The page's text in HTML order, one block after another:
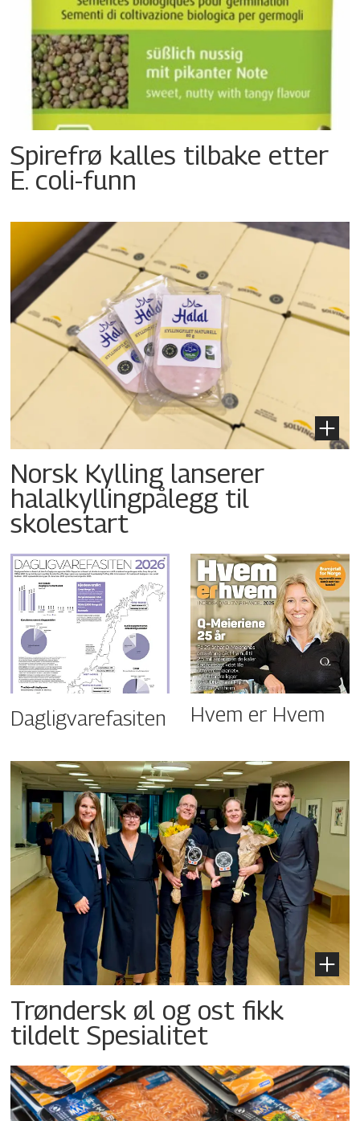
Spirefrø kalles tilbake etter
E. coli-funn
Norsk Kylling lanserer
halalkyllingpålegg til
skolestart
Dagligvarefasiten Hvem er Hvem
Trøndersk øl og ost fikk
tildelt Spesialitet